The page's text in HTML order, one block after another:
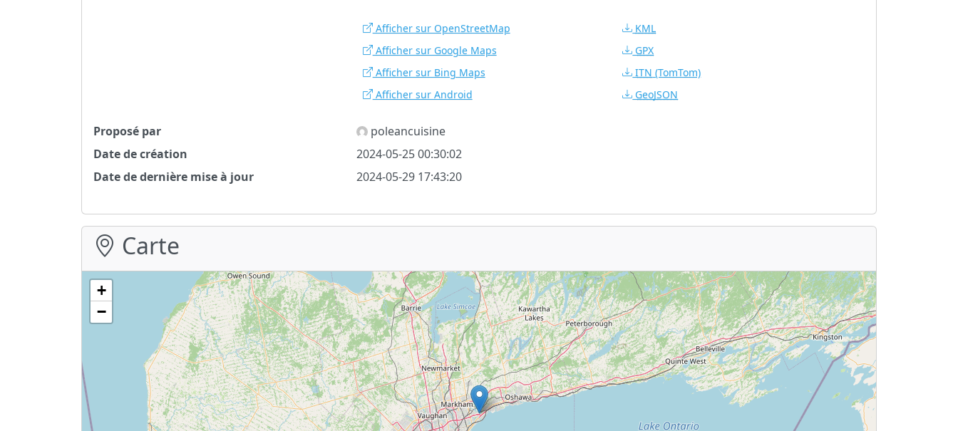
Afficher sur OpenStreetMap
Afficher sur Google Maps
Afficher sur Bing Maps
Afficher sur Android
KML
GPX
ITN (TomTom)
GeoJSON
Proposé par
poleancuisine
Date de création
2024-05-25 00:30:02
Date de dernière mise à jour
2024-05-29 17:43:20
Carte
+
−